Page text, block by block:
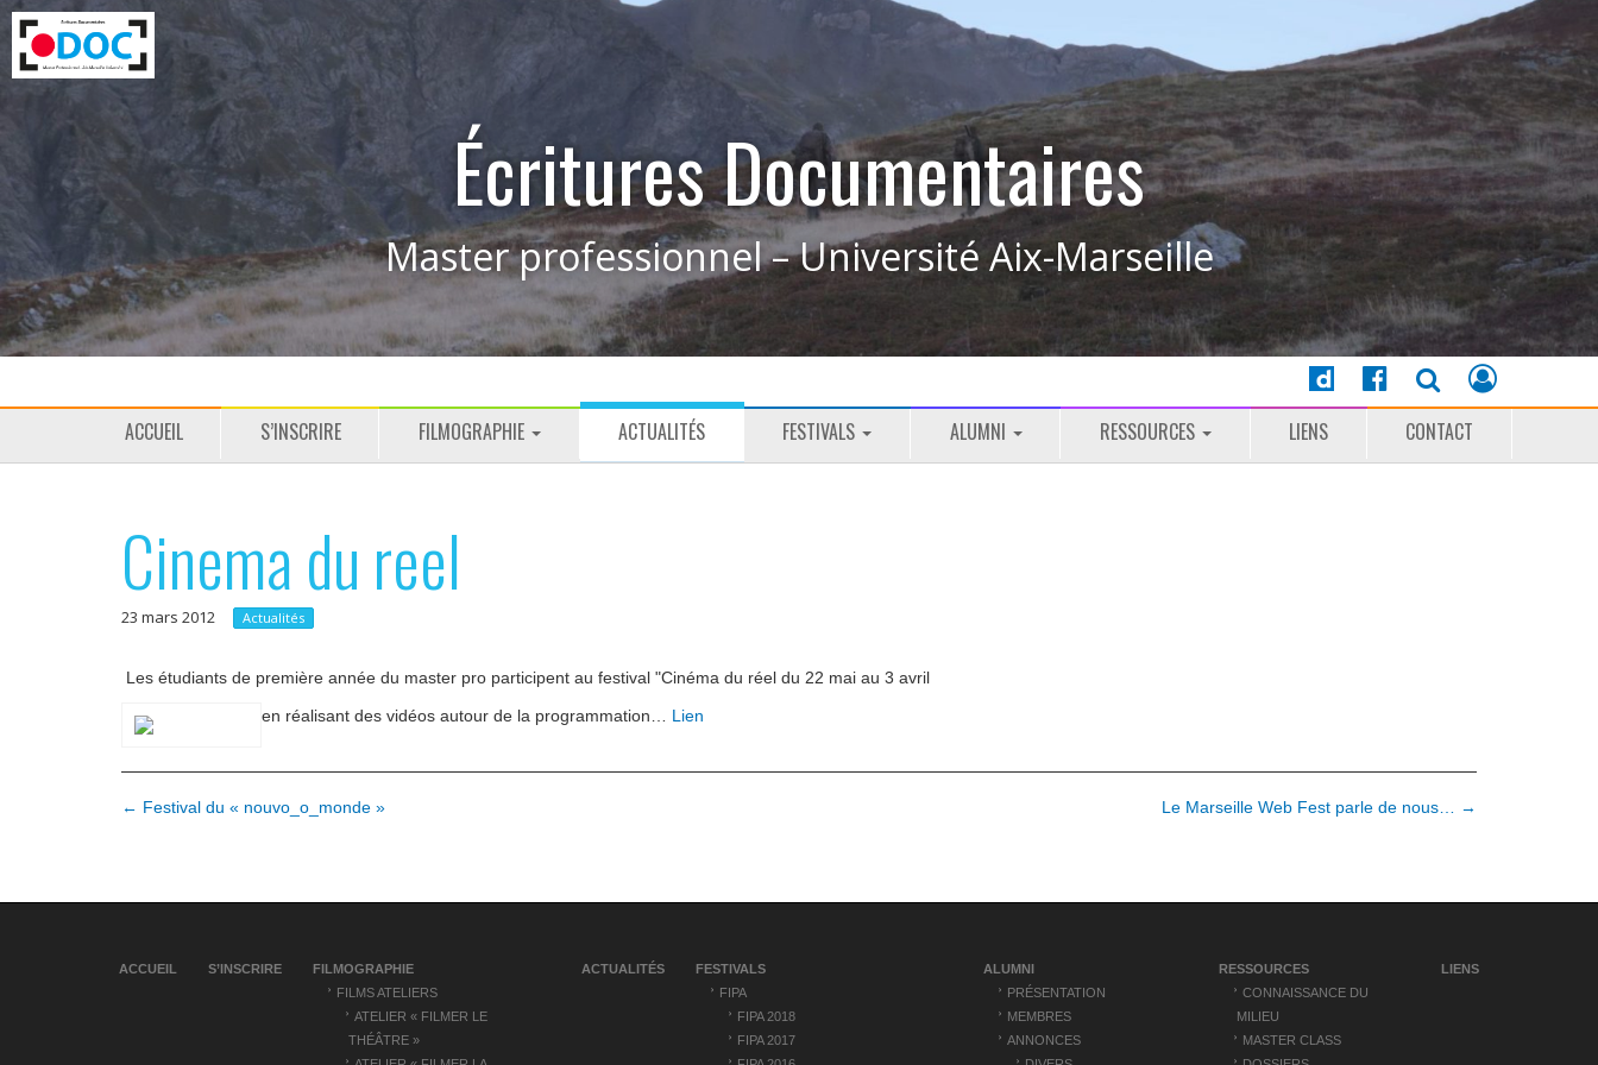
Écritures Documentaires
Master professionnel – Université Aix-Marseille
M
e
P
ACCUEIL S’INSCRIRE FILMOGRAPHIE ACTUALITÉS FESTIVALS ALUMNI RESSOURCES LIENS CONTACT
Cinema du reel
23 mars 2012 Actualités
Les étudiants de première année du master pro participent au festival "Cinéma du réel du 22 mai au 3 avril
en réalisant des vidéos autour de la programmation…
Lien
N
i
g
← Festival du « nouvo_o_monde » Le Marseille Web Fest parle de nous… →
ACCUEIL S’INSCRIRE
FILMOGRAPHIE
FILMS ATELIERS
ATELIER « FILMER LE
THÉÂTRE »
ACTUALITÉS
FESTIVALS
FIPA
FIPA 2018
FIPA 2017
ALUMNI
PRÉSENTATION
MEMBRES
ANNONCES
RESSOURCES
CONNAISSANCE DU
MILIEU
MASTER CLASS
LIENS